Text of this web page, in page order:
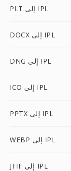
PLT إلى IPL
DOCX إلى IPL
DNG إلى IPL
ICO إلى IPL
PPTX إلى IPL
WEBP إلى IPL
JFIF إلى IPL